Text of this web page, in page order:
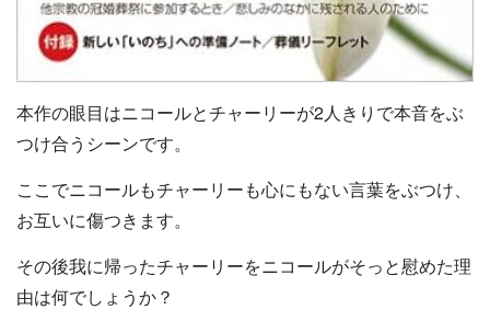
本作の眼目はニコールとチャーリーが2人きりで本音をぶ
つけ合うシーンです。
ここでニコールもチャーリーも心にもない言葉をぶつけ、
お互いに傷つきます。
その後我に帰ったチャーリーをニコールがそっと慰めた理
由は何でしょうか？